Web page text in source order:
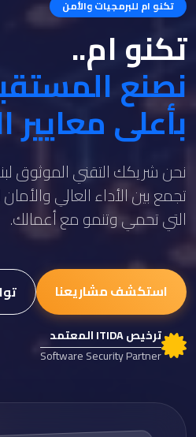
تكنو ام للبرمجيات والأمن
تكنو ام..
نصنع
بأعلى معايير
نحن شريكك التقني الموثوق
تجمع بين الأداء العالي
التي تحمي وتنمو مع أعمالك.
استكشف مشاريعنا
ترخيص ITIDA المعتمد
Software Security Partner